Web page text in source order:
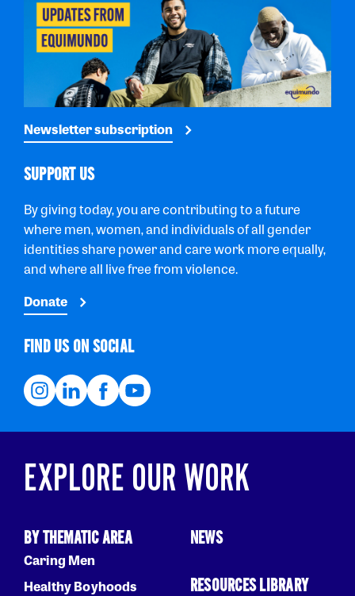
Newsletter subscription
SUPPORT US
By giving today, you are contributing to a future
where men, women, and individuals of all gender
identities share power and care work more equally,
and where all live free from violence.
Donate
FIND US ON SOCIAL
EXPLORE OUR WORK
BY THEMATIC AREA
Caring Men
Healthy Boyhoods
NEWS
RESOURCES LIBRARY